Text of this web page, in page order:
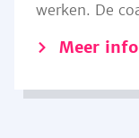
werken. De
Meer